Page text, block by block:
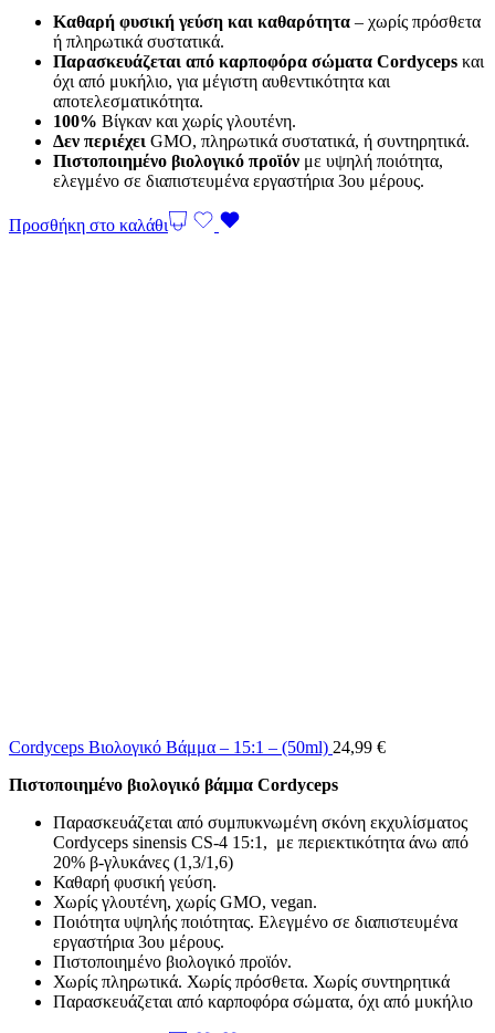
Καθαρή φυσική γεύση και καθαρότητα – χωρίς πρόσθετα
ή πληρωτικά συστατικά.
Παρασκευάζεται από καρποφόρα σώματα Cordyceps και
όχι από μυκήλιο, για μέγιστη αυθεντικότητα και
αποτελεσματικότητα.
100% Βίγκαν και χωρίς γλουτένη.
Δεν περιέχει GMO, πληρωτικά συστατικά, ή συντηρητικά.
Πιστοποιημένο βιολογικό προϊόν με υψηλή ποιότητα,
ελεγμένο σε διαπιστευμένα εργαστήρια 3ου μέρους.
Προσθήκη στο καλάθι
Cordyceps Βιολογικό Βάμμα – 15:1 – (50ml) 24,99 €
Πιστοποιημένο βιολογικό βάμμα Cordyceps
Παρασκευάζεται από συμπυκνωμένη σκόνη εκχυλίσματος
Cordyceps sinensis CS-4 15:1, με περιεκτικότητα άνω από
20% β-γλυκάνες (1,3/1,6)
Καθαρή φυσική γεύση.
Χωρίς γλουτένη, χωρίς GMO, vegan.
Ποιότητα υψηλής ποιότητας. Ελεγμένο σε διαπιστευμένα
εργαστήρια 3ου μέρους.
Πιστοποιημένο βιολογικό προϊόν.
Χωρίς πληρωτικά. Χωρίς πρόσθετα. Χωρίς συντηρητικά
Παρασκευάζεται από καρποφόρα σώματα, όχι από μυκήλιο